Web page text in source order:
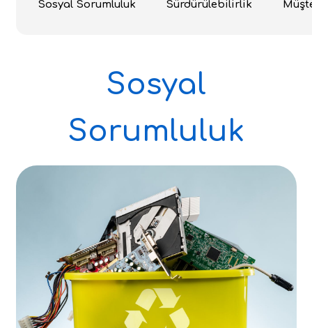
Sosyal Sorumluluk Sürdürülebilirlik
Sosyal
Sorumluluk